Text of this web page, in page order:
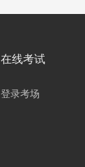
在线考试
登录考场